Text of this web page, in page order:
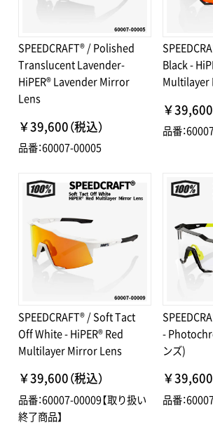
SPEEDCRAFT® / Polished
Translucent Lavender-
HiPER® Lavender Mirror
Lens
￥39,600（税込）
品番：60007-00005
Black -
Multilayer
￥39,600
品番：
SPEEDCRAFT® / Soft Tact
Off White - HiPER® Red
Multilayer Mirror Lens
￥39,600（税込）
品番：60007-00009【取り扱い
終了商品】
-
ンズ)
￥39,600
品番：